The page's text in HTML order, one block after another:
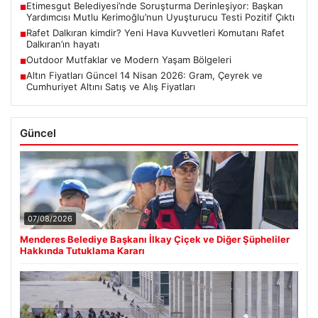
■Etimesgut Belediyesi’nde Soruşturma Derinleşiyor: Başkan
Yardımcısı Mutlu Kerimoğlu’nun Uyuşturucu Testi Pozitif Çıktı
■Rafet Dalkıran kimdir? Yeni Hava Kuvvetleri Komutanı Rafet
Dalkıran’ın hayatı
■Outdoor Mutfaklar ve Modern Yaşam Bölgeleri
■Altın Fiyatları Güncel 14 Nisan 2026: Gram, Çeyrek ve
Cumhuriyet Altını Satış ve Alış Fiyatları
Güncel
07/08/2026
Menderes Belediye Başkanı İlkay Çiçek ve Diğer Şüpheliler
Hakkında Tutuklama Kararı